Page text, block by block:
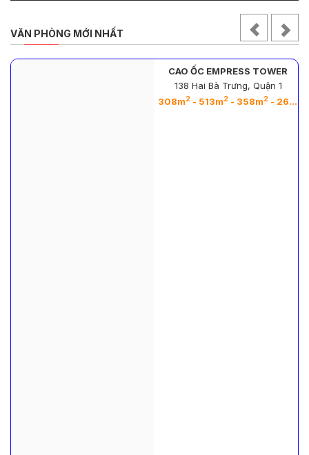
VĂN PHÒNG MỚI NHẤT
CAO ỐC EMPRESS TOWER
138 Hai Bà Trưng, Quận 1
308m2 - 513m2 - 358m2 - 263m